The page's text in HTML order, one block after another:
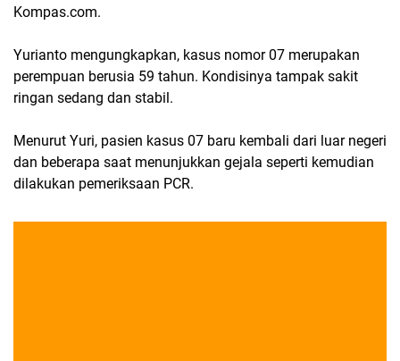
Kompas.com.
Yurianto mengungkapkan, kasus nomor 07 merupakan
perempuan berusia 59 tahun. Kondisinya tampak sakit
ringan sedang dan stabil.
Menurut Yuri, pasien kasus 07 baru kembali dari luar negeri
dan beberapa saat menunjukkan gejala seperti kemudian
dilakukan pemeriksaan PCR.